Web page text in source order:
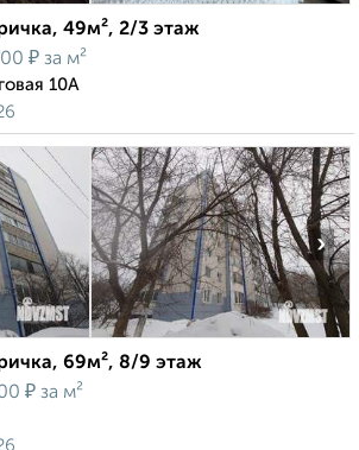
49м², 2/3 этаж
₽ за м²
10А
›
69м², 8/9 этаж
₽ за м²